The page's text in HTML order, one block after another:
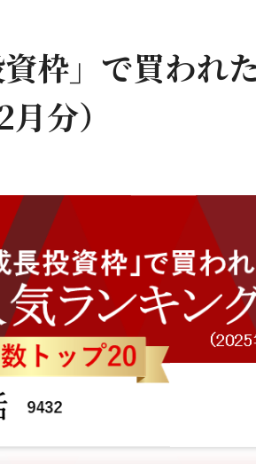
枠」で買われ
分）